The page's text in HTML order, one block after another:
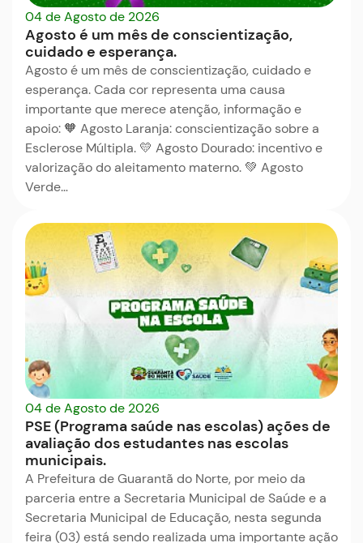
04 de Agosto de 2026
Agosto é um mês de conscientização,
cuidado e esperança.
Agosto é um mês de conscientização, cuidado e
esperança. Cada cor representa uma causa
importante que merece atenção, informação e
apoio: 🧡 Agosto Laranja: conscientização sobre a
Esclerose Múltipla. 💛 Agosto Dourado: incentivo e
valorização do aleitamento materno. 💚 Agosto
Verde…
04 de Agosto de 2026
PSE (Programa saúde nas escolas) ações de
avaliação dos estudantes nas escolas
municipais.
A Prefeitura de Guarantã do Norte, por meio da
parceria entre a Secretaria Municipal de Saúde e a
Secretaria Municipal de Educação, nesta segunda
feira (03) está sendo realizada uma importante ação